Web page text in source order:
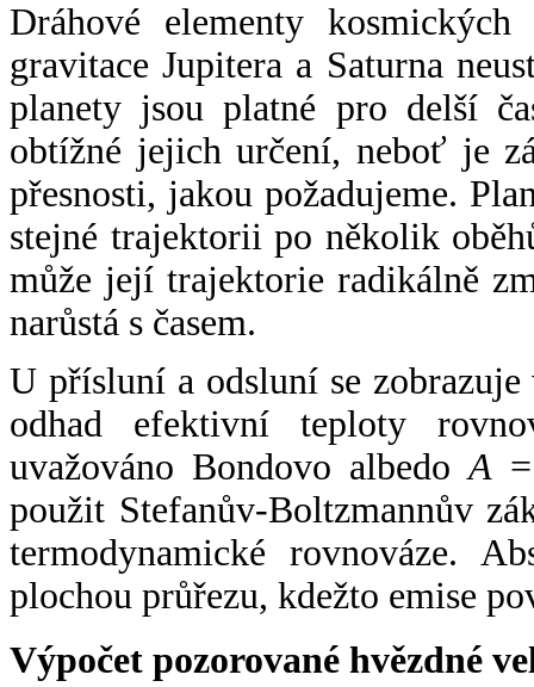
Dráhové elementy
gravitace Jupitera a Saturna
planety jsou platné pro delší
obtížné jejich určení, neboť je
přesnosti, jakou požadujeme.
stejné trajektorii po několik
může její trajektorie radikálně
narůstá s časem.
U přísluní a odsluní se
odhad efektivní teploty
uvažováno Bondovo albedoA
použit Stefanův-Boltzmannův
termodynamické rovnováze.
plochou průřezu, kdežto emise
Výpočet pozorované hvězdné